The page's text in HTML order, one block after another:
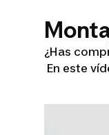
¿Has
En este